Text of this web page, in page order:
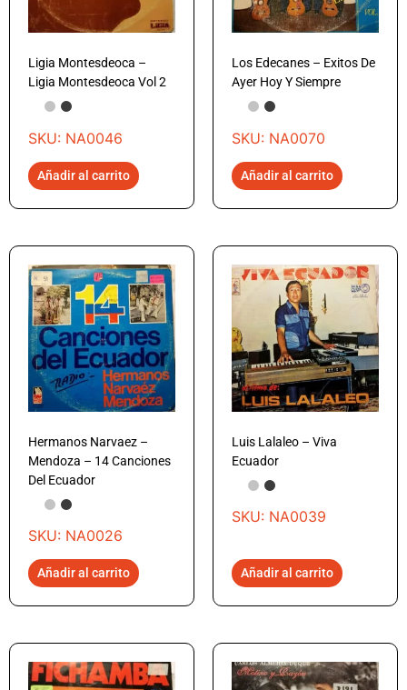
Ligia Montesdeoca –
Ligia Montesdeoca Vol 2
SKU: NA0046
Añadir al carrito
Los Edecanes – Exitos De
Ayer Hoy Y Siempre
SKU: NA0070
Añadir al carrito
Hermanos Narvaez –
Mendoza – 14 Canciones
Del Ecuador
SKU: NA0026
Añadir al carrito
Luis Lalaleo – Viva
Ecuador
SKU: NA0039
Añadir al carrito